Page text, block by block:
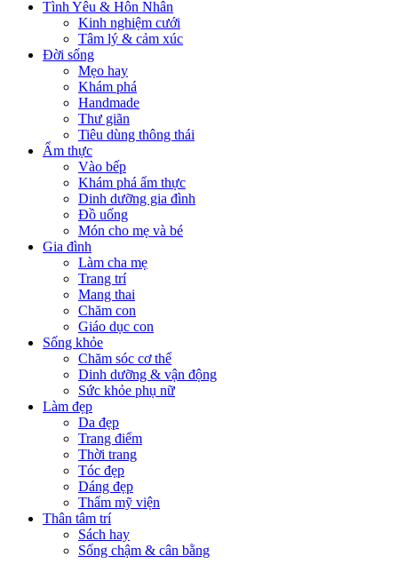
Tình Yêu & Hôn Nhân
Kinh nghiệm cưới
Tâm lý & cảm xúc
Đời sống
Mẹo hay
Khám phá
Handmade
Thư giãn
Tiêu dùng thông thái
Ẩm thực
Vào bếp
Khám phá ẩm thực
Dinh dưỡng gia đình
Đồ uống
Món cho mẹ và bé
Gia đình
Làm cha mẹ
Trang trí
Mang thai
Chăm con
Giáo dục con
Sống khỏe
Chăm sóc cơ thể
Dinh dưỡng & vận động
Sức khỏe phụ nữ
Làm đẹp
Da đẹp
Trang điểm
Thời trang
Tóc đẹp
Dáng đẹp
Thẩm mỹ viện
Thân tâm trí
Sách hay
Sống chậm & cân bằng